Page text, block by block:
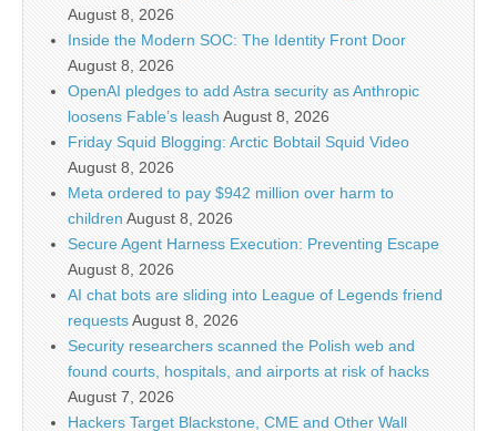
August 8, 2026
Inside the Modern SOC: The Identity Front Door
August 8, 2026
OpenAI pledges to add Astra security as Anthropic
loosens Fable’s leash August 8, 2026
Friday Squid Blogging: Arctic Bobtail Squid Video
August 8, 2026
Meta ordered to pay $942 million over harm to
children August 8, 2026
Secure Agent Harness Execution: Preventing Escape
August 8, 2026
AI chat bots are sliding into League of Legends friend
requestsAugust 8, 2026
Security researchers scanned the Polish web and
found courts, hospitals, and airports at risk of hacks
August 7, 2026
Hackers Target Blackstone, CME and Other Wall